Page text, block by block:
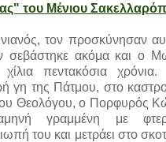
του Μένιου
τον προσκύνησαν
σεβάστηκε ακόμα και ο
χίλια πεντακόσια
γη της Πάτμου, στο
Θεολόγου, ο Πορφυρός
γραμμένη με
του και μετράει στο